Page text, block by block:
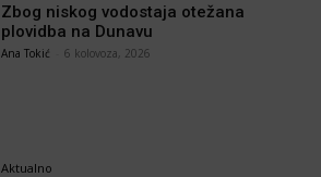
Zbog niskog vodostaja otežana
plovidba na Dunavu
Ana Tokić 6 kolovoza, 2026
Aktualno